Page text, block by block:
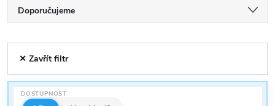
Ř
a
z
Doporučujeme
Nejdražší
Nejprodávanější
V
ý
✕ Zavřít filtr
DOSTUPNOST